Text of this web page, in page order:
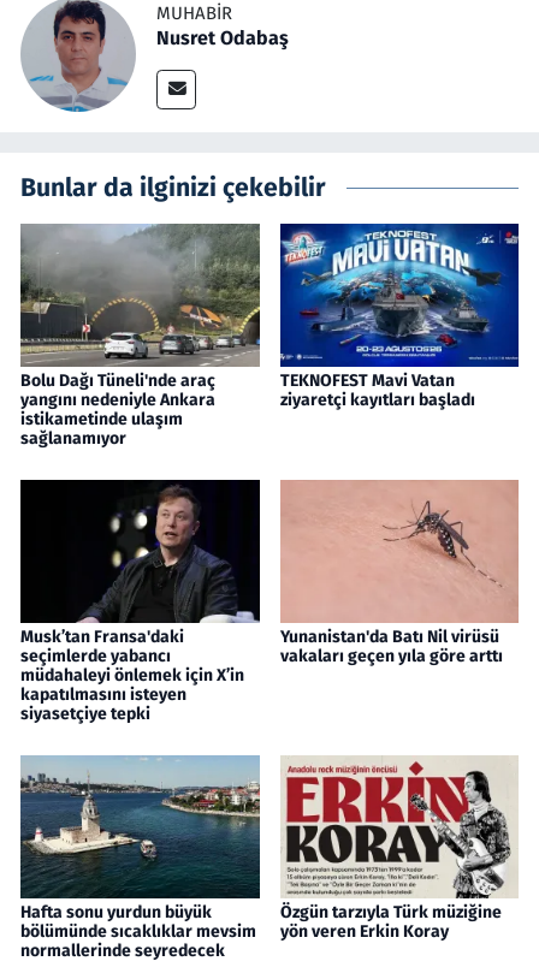
MUHABIR
Nusret Odabaş
Bunlar da ilginizi çekebilir
Bolu Dağı Tüneli'nde araç
yangını nedeniyle Ankara
istikametinde ulaşım
sağlanamıyor
TEKNOFEST Mavi Vatan
ziyaretçi kayıtları başladı
Musk’tan Fransa'daki
seçimlerde yabancı
müdahaleyi önlemek için X’in
kapatılmasını isteyen
siyasetçiye tepki
Yunanistan'da Batı Nil virüsü
vakaları geçen yıla göre arttı
Hafta sonu yurdun büyük
bölümünde sıcaklıklar mevsim
normallerinde seyredecek
Özgün tarzıyla Türk müziğine
yön veren Erkin Koray